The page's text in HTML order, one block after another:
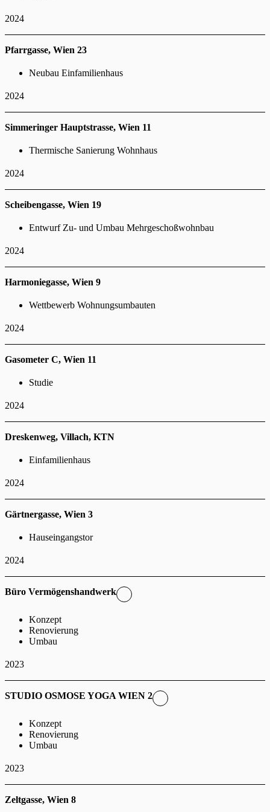
2024
2024
Pfarrgasse, Wien 23
Neubau Einfamilienhaus
2024
Simmeringer Hauptstrasse, Wien 11
Thermische Sanierung Wohnhaus
2024
Scheibengasse, Wien 19
Entwurf Zu- und Umbau Mehrgeschoßwohnbau
2024
Harmoniegasse, Wien 9
Wettbewerb Wohnungsumbauten
2024
Gasometer C, Wien 11
Studie
2024
Dreskenweg, Villach, KTN
Einfamilienhaus
2024
Gärtnergasse, Wien 3
Hauseingangstor
2023
Büro Vermögenshandwerk
Konzept
Renovierung
Umbau
2023
STUDIO OSMOSE YOGA WIEN 2
Konzept
Renovierung
Umbau
Zeltgasse, Wien 8